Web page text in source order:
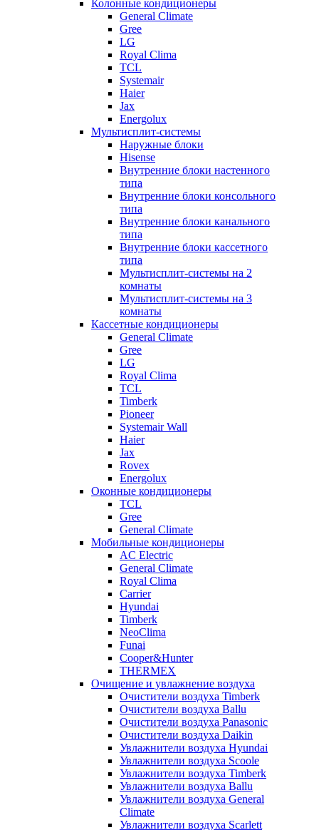
Колонные кондиционеры
General Climate
Gree
LG
Royal Clima
TCL
Systemair
Haier
Jax
Energolux
Мультисплит-системы
Наружные блоки
Hisense
Внутренние блоки настенного
типа
Внутренние блоки консольного
типа
Внутренние блоки канального
типа
Внутренние блоки кассетного
типа
Мультисплит-системы на 2
комнаты
Мультисплит-системы на 3
комнаты
Кассетные кондиционеры
General Climate
Gree
LG
Royal Clima
TCL
Timberk
Pioneer
Systemair Wall
Haier
Jax
Rovex
Energolux
Оконные кондиционеры
TCL
Gree
General Climate
Мобильные кондиционеры
AC Electric
General Climate
Royal Clima
Carrier
Hyundai
Timberk
NeoClima
Funai
Cooper&Hunter
THERMEX
Очищение и увлажнение воздуха
Очистители воздуха Timberk
Очистители воздуха Ballu
Очистители воздуха Panasonic
Очистители воздуха Daikin
Увлажнители воздуха Hyundai
Увлажнители воздуха Scoole
Увлажнители воздуха Timberk
Увлажнители воздуха Ballu
Увлажнители воздуха General
Climate
Увлажнители воздуха Scarlett